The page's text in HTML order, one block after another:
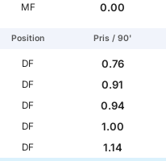
MF 0.00
Position Pris / 90'
DF
0.76
DF
0.91
DF
0.94
DF
1.00
DF
1.14